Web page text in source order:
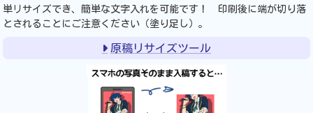
単リサイズでき、簡単な文字入れを可能です！ 印刷後に端が切り落
とされることにご注意ください（塗り足し）。
原稿リサイズツール